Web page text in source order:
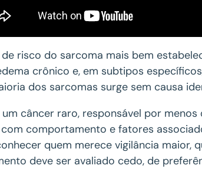
risco do sarcoma mais bem
crônico e, em subtipos
dos sarcomas surge sem causa
câncer raro, responsável por
comportamento e fatores
quem merece vigilância maior,
deve ser avaliado cedo, de